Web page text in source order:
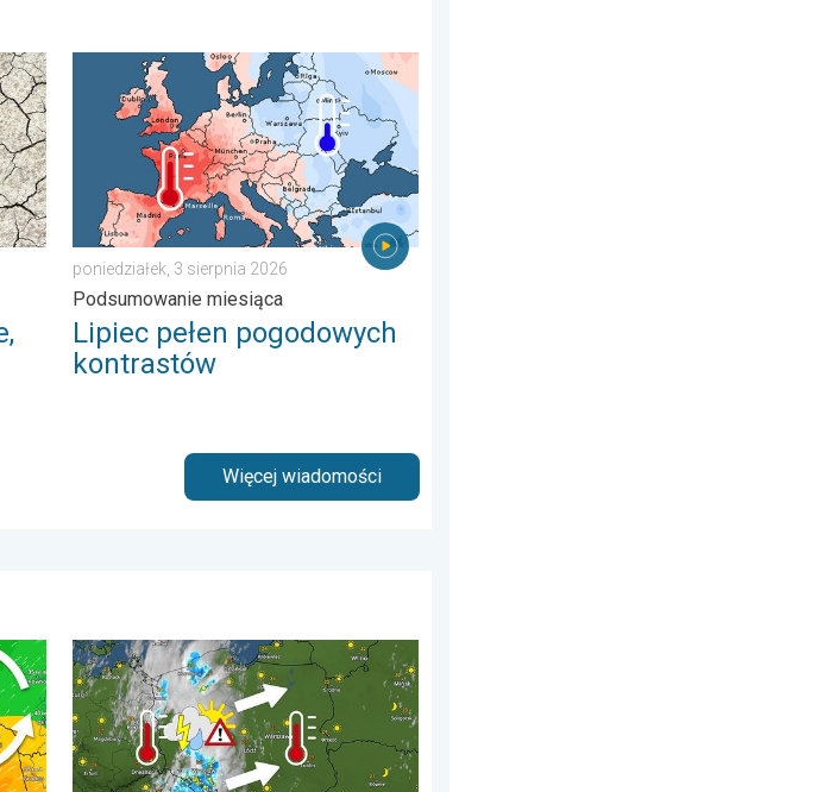
2026Upał i parowanie. . . środa, 29 lipca 2026
Lipiec pełen pogodowych kontrastów. Podsumowanie miesiąca. . . poniedziałek, 3
poniedziałek, 3 sierpnia 2026
Podsumowanie miesiąca
Lipiec pełen pogodowych
kontrastów
Więcej wiadomości
6 lipca 2026
Niż nad Bałtykiem. . . wtorek, 7 lipca 2026
33 stopnie w cieniu i wędrujące nawałnice. Groźna i męcząca aura. . . sobota, 20 czerwca